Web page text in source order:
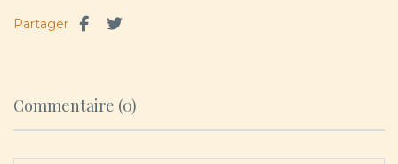
Partager
Commentaire (0)